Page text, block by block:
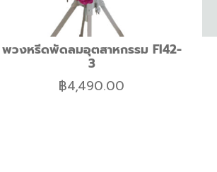
พวงหรีดพัดลมอุตสาหกรรม FI42-
3
฿4,490.00